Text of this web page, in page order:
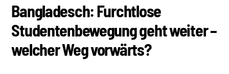
Bangladesch: Furchtlose
Studentenbewegung geht weiter –
welcher Weg vorwärts?